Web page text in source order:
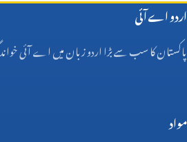
اردو اے آئی
پاکستان کا سب سے بڑا اردو زبان میں اے آئی
مواد